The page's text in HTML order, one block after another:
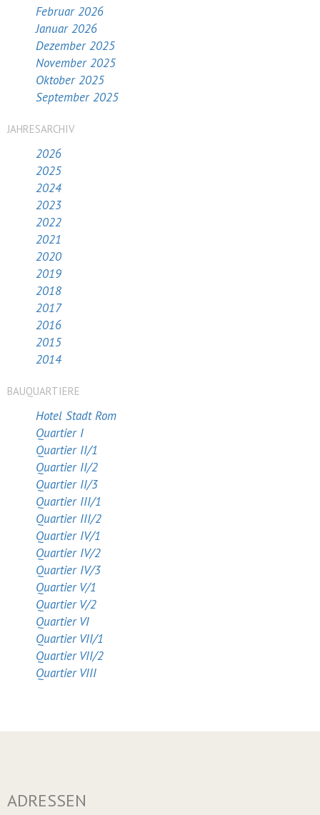
Februar 2026
Januar 2026
Dezember 2025
November 2025
Oktober 2025
September 2025
JAHRESARCHIV
2026
2025
2024
2023
2022
2021
2020
2019
2018
2017
2016
2015
2014
BAUQUARTIERE
Hotel Stadt Rom
Quartier I
Quartier II/1
Quartier II/2
Quartier II/3
Quartier III/1
Quartier III/2
Quartier IV/1
Quartier IV/2
Quartier IV/3
Quartier V/1
Quartier V/2
Quartier VI
Quartier VII/1
Quartier VII/2
Quartier VIII
ADRESSEN